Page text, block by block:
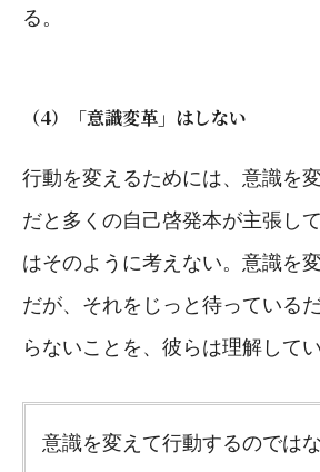
る。
（4）「意識変革」はしない
行動を変えるためには、意識を
だと多くの自己啓発本が主張し
はそのように考えない。意識を
だが、それをじっと待っている
らないことを、彼らは理解して
意識を変えて行動するのでは